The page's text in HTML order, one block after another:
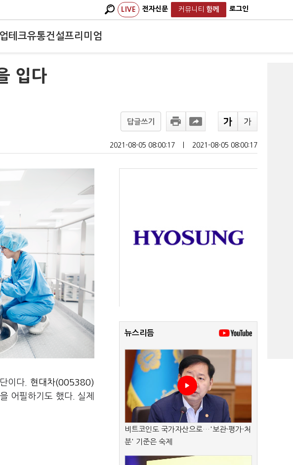
LIVE 전자신문 커뮤니티 함께 로그인
테크유통건설프리미엄
입다
답글쓰기
2021-08-05 08:00:17 2021-08-05 08:00:17
이다. 현대차(005380)
어필하기도 했다. 실제
뉴스리듬
비트코인도 국가자산으로…'보관·평가·처
분' 기준은 숙제